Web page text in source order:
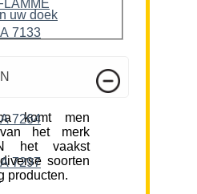
uw doek
komt men
het merk
het vaakst
soorten
producten.